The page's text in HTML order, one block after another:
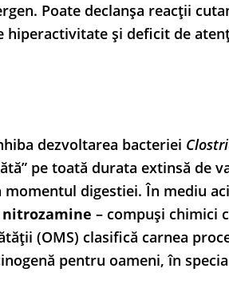
Poate declanșa reacții
și deficit de
dezvoltarea bacteriei
pe toată durata extinsă de
digestiei. În mediu
nitrozamine – compuși chimici
(OMS) clasifică carnea
pentru oameni, în